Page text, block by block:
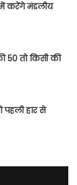
में करेंगे मंडलीय
50 तो किसी की
हार से